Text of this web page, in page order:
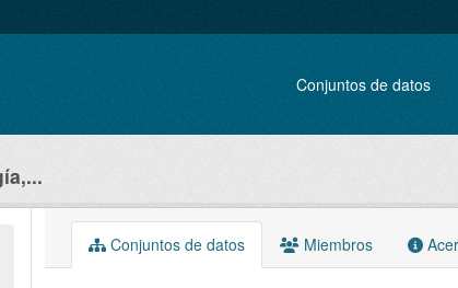
Conjuntos de datos
Conjuntos de datos Miembros